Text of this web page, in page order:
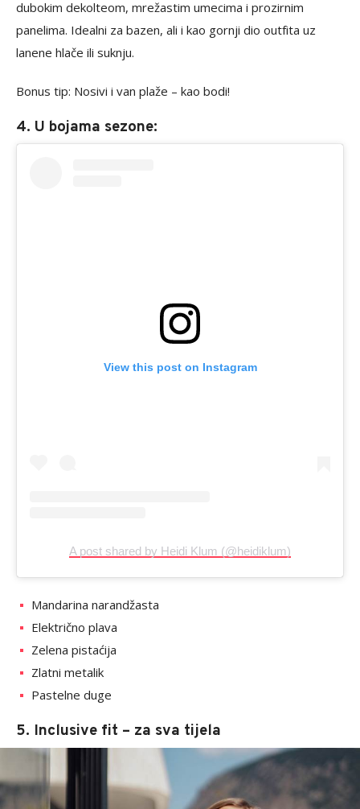
dubokim dekolteom, mrežastim umecima i prozirnim
panelima. Idealni za bazen, ali i kao gornji dio outfita uz
lanene hlače ili suknju.
Bonus tip: Nosivi i van plaže – kao bodi!
4. U bojama sezone:
View this post on Instagram
A post shared by Heidi Klum (@heidiklum)
Mandarina narandžasta
Električno plava
Zelena pistaćija
Zlatni metalik
Pastelne duge
5. Inclusive fit – za sva tijela